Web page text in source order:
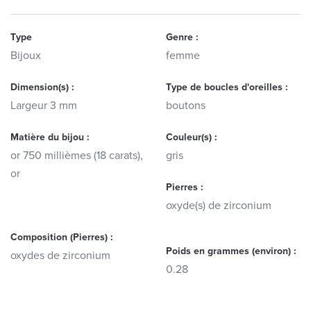
Type
Bijoux
Genre :
femme
Dimension(s) :
Largeur 3 mm
Type de boucles d'oreilles :
boutons
Matière du bijou :
or 750 millièmes (18 carats),
or
Couleur(s) :
gris
Pierres :
oxyde(s) de zirconium
Composition (Pierres) :
oxydes de zirconium Poids en grammes (environ) :
0.28